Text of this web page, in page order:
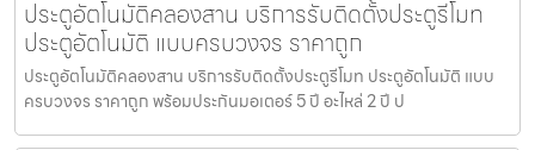
ประตูอัตโนมัติคลองสาน บริการรับติดตั้งประตูรีโมท
ประตูอัตโนมัติ แบบครบวงจร ราคาถูก
ประตูอัตโนมัติคลองสาน บริการรับติดตั้งประตูรีโมท ประตูอัตโนมัติ แบบ
ครบวงจร ราคาถูก พร้อมประกันมอเตอร์ 5 ปี อะไหล่ 2 ปี ป